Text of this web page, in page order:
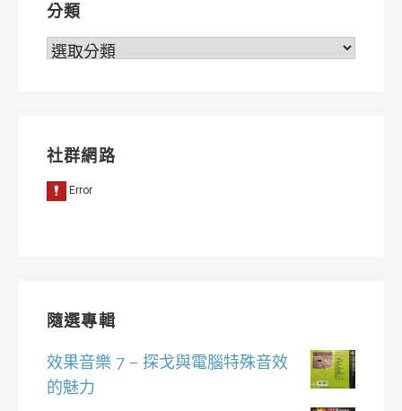
分類
分
社群網路
隨選專輯
效果音樂 7 – 探戈與電腦特殊音效
的魅力